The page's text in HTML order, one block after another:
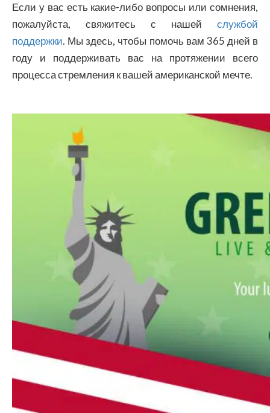
Если у вас есть какие-либо вопросы или сомнения,
пожалуйста, свяжитесь с нашей службой
поддержки. Мы здесь, чтобы помочь вам 365 дней в
году и поддерживать вас на протяжении всего
процесса стремления к вашей американской мечте.